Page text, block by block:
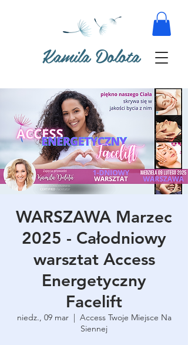
Kamila Dolota
WARSZAWA Marzec
2025 - Całodniowy
warsztat Access
Energetyczny
Facelift
niedz., 09 mar
  |
Access Twoje Miejsce Na
Siennej